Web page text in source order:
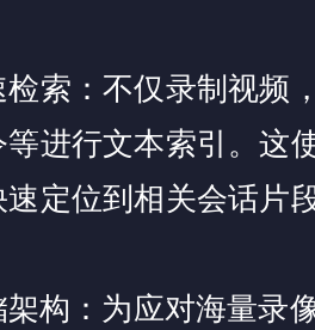
索：不仅录制视频
进行文本索引。这
定位到相关会话片
构：为应对海量录